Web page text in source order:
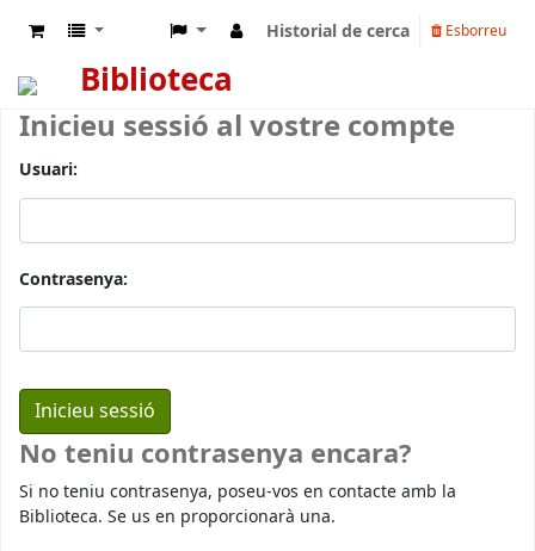
Historial de cerca Esborreu
Biblioteca
Inicieu sessió al vostre compte
Usuari:
Contrasenya:
No teniu contrasenya encara?
Si no teniu contrasenya, poseu-vos en contacte amb la
Biblioteca. Se us en proporcionarà una.